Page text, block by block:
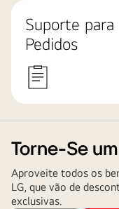
Suporte para
Pedidos
Torne-Se
Aproveite todos os
LG, que vão de
exclusivas.